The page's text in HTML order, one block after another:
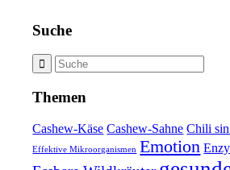
Suche
Themen
Cashew-Käse Cashew-Sahne Chili
Effektive Mikroorganismen Emotion